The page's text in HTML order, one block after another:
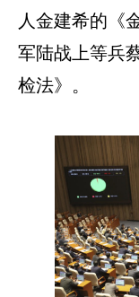
人金建希的《
军陆战上等兵
检法》。